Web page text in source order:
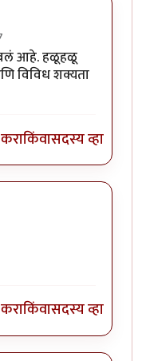
धर्मराजमुटके
आहे. हळूहळू
विविध शक्यता
किंवासदस्य व्हा
किंवासदस्य व्हा